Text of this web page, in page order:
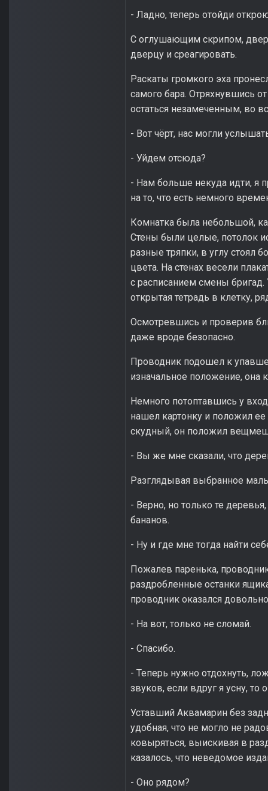
- Ладно, теперь отойди
С оглушающим скрипом,
дверцу и среагировать.
Раскаты громкого эха
самого бара. Отряхнувшись
остаться незамеченным, во
- Вот чёрт, нас могли
- Уйдем отсюда?
- Нам больше некуда идти, я
на то, что есть немного
Комнатка была небольшой,
Стены были целые, потолок
разные тряпки, в углу стоял
цвета. На стенах весели
с расписанием смены бригад.
открытая тетрадь в клетку,
Осмотревшись и проверив
даже вроде безопасно.
Проводник подошел к
изначальное положение, она
Немного потоптавшись у
нашел картонку и положил
скудный, он положил
- Вы же мне сказали, что
Разглядывая выбранное
- Верно, но только те
бананов.
- Ну и где мне тогда найти
Пожалев паренька,
раздробленные останки
проводник оказался
- На вот, только не сломай.
- Спасибо.
- Теперь нужно отдохнуть,
звуков, если вдруг я усну,
Уставший Аквамарин без
удобная, что не могло не
ковыряться, выискивая в
казалось, что неведомое
- Оно рядом?